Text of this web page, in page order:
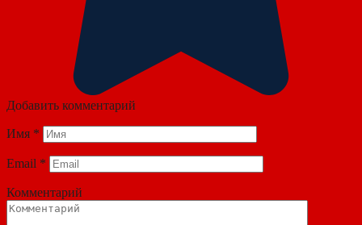
Добавить комментарий
Имя *
Email *
Комментарий